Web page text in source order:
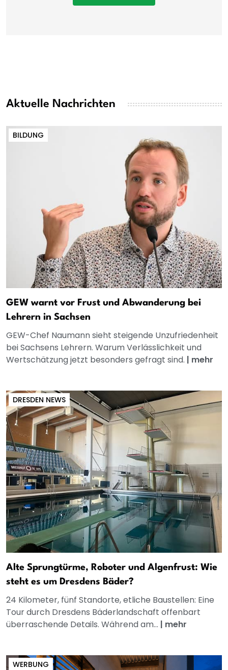
Aktuelle Nachrichten
BILDUNG
GEW warnt vor Frust und Abwanderung bei
Lehrern in Sachsen
GEW-Chef Naumann sieht steigende Unzufriedenheit
bei Sachsens Lehrern. Warum Verlässlichkeit und
Wertschätzung jetzt besonders gefragt sind. | mehr
DRESDEN NEWS
Alte Sprungtürme, Roboter und Algenfrust: Wie
steht es um Dresdens Bäder?
24 Kilometer, fünf Standorte, etliche Baustellen: Eine
Tour durch Dresdens Bäderlandschaft offenbart
überraschende Details. Während am... | mehr
WERBUNG